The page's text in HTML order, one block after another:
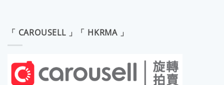
「 CAROUSELL 」「 HKRMA 」